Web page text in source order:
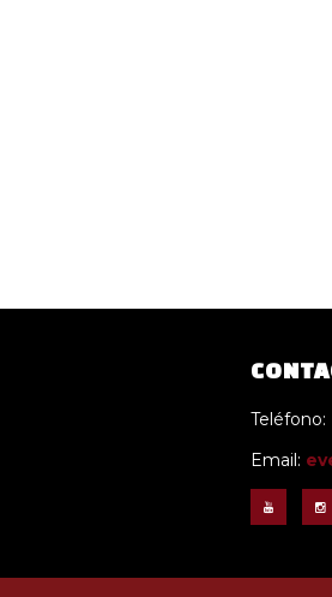
Teléfono:
Email: